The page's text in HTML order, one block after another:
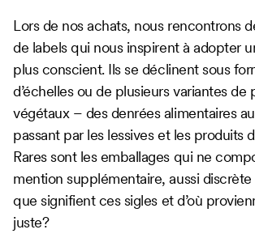
Lors de nos achats, nous rencontrons
de labels qui nous inspirent à adopter
plus conscient. Ils se déclinent sous
d’échelles ou de plusieurs variantes de
végétaux – des denrées alimentaires
passant par les lessives et les produits
Rares sont les emballages qui ne
mention supplémentaire, aussi
que signifient ces sigles et d’où
juste?